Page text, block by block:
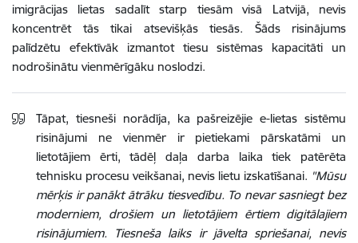
imigrācijas lietas sadalīt starp tiesām visā Latvijā, nevis
koncentrēt tās tikai atsevišķās tiesās. Šāds risinājums
palīdzētu efektīvāk izmantot tiesu sistēmas kapacitāti un
nodrošinātu vienmērīgāku noslodzi.
Tāpat, tiesneši norādīja, ka pašreizējie e-lietas sistēmu
risinājumi ne vienmēr ir pietiekami pārskatāmi un
lietotājiem ērti, tādēļ daļa darba laika tiek patērēta
tehnisku procesu veikšanai, nevis lietu izskatīšanai. "Mūsu
mērķis ir panākt ātrāku tiesvedību. To nevar sasniegt bez
moderniem, drošiem un lietotājiem ērtiem digitālajiem
risinājumiem. Tiesneša laiks ir jāvelta spriešanai, nevis